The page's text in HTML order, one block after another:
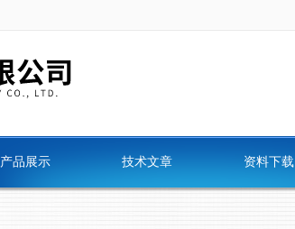
产品展示 技术文章 资料下载